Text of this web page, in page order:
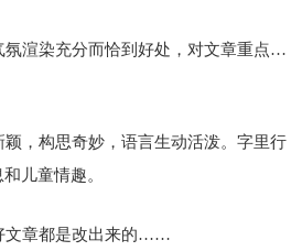
渲染充分而恰到好处，对文章重点…
颖，构思奇妙，语言生动活泼。字里行
儿童情趣。
文章都是改出来的……